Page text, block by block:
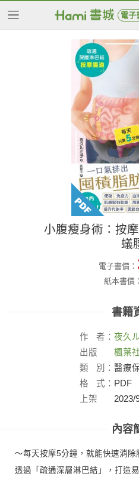
電子
小腹瘦身術：按
蟻
電子書價：
紙本書價
書籍
作 者： 夜久
出版
社：
楓葉
類
別： 醫療
格
式： PDF
上架
2023/
內容
～每天按摩5分鐘，就能快速消除
透過「疏通深層淋巴結」，打造易